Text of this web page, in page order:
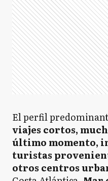
El perfil
viajes cortos,
último momento,
turistas
otros centros